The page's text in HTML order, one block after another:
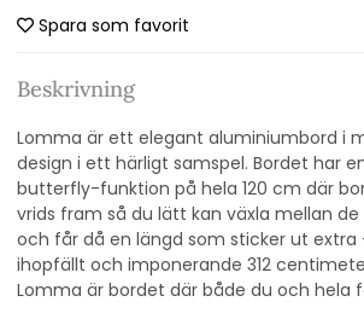
Spara som favorit
Beskrivning
Lomma är ett elegant aluminiumbord i
design i ett härligt samspel. Bordet har
butterfly-funktion på hela 120 cm där
vrids fram så du lätt kan växla mellan de
och får då en längd som sticker ut extra
ihopfällt och imponerande 312
Lomma är bordet där både du och hela